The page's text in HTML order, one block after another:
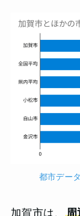
都市デー
加賀市は、 周